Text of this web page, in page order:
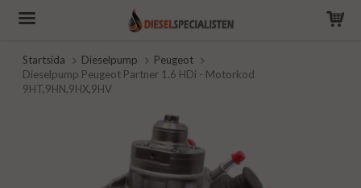
Startsida Dieselpump
Peugeot
Dieselpump Peugeot Partner 1.6 HDi - Motorkod
9HT,9HN,9HX,9HV